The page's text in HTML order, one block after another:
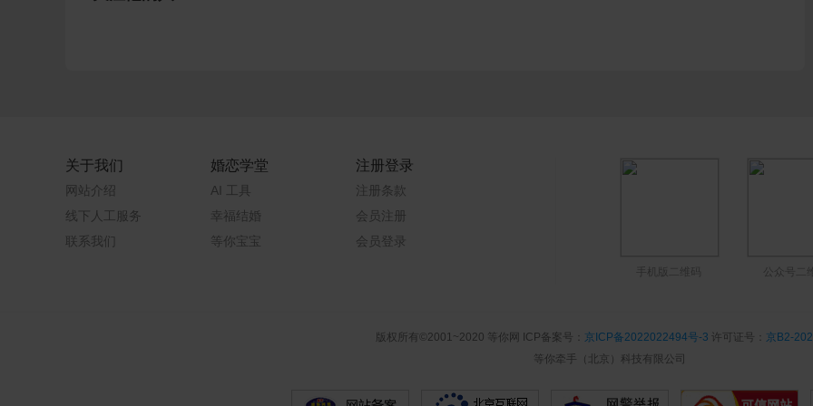
关于我们
网站介绍
线下人工服务
联系我们
婚恋学堂
AI 工具
幸福结婚
等你宝宝
注册登录
注册条款
会员注册
会员登录
手机版二维码 公众号二
版权所有©2001~2020 等你网 ICP备案号： 京ICP备2022022494号-3 许可证号：
京B2-
等你牵手（北京）科技有限公司